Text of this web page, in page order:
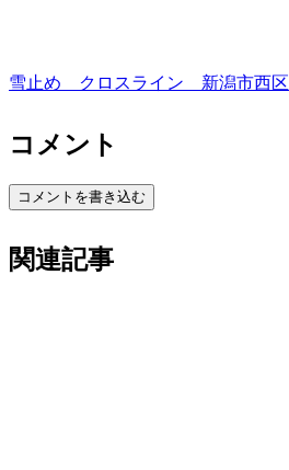
雪止め クロスライン 新潟市西区
コメント
コメントを書き込む
関連記事